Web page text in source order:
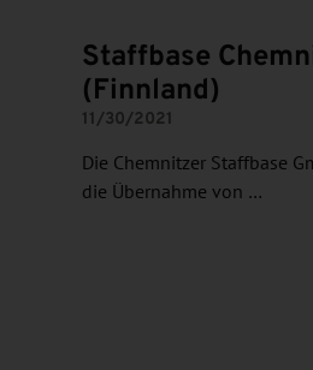
Staffbase
(Finnland)
11/30/2021
Die Chemnitzer Staffbase
die Übernahme von …